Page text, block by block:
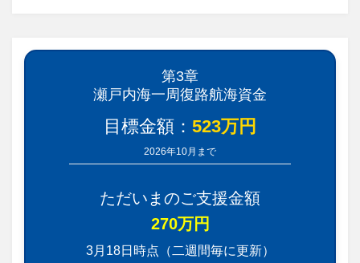
第3章
瀬戸内海一周復路航海資金
目標金額： 523万円
2026年10月まで
ただいまのご支援金額
270万円
3月18日時点（二週間毎に更新）